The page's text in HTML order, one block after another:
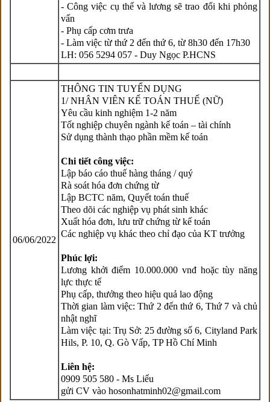
- Công việc cụ thể và lương sẽ trao đổi khi phỏng
vấn
- Phụ cấp cơm trưa
- Làm việc từ thứ 2 đến thứ 6, từ 8h30 đến 17h30
LH: 056 5294 057 - Duy Ngọc P.HCNS
06/06/2022
THÔNG TIN TUYỂN DỤNG
1/ NHÂN VIÊN KẾ TOÁN THUẾ (NỮ)
Yêu cầu kinh nghiệm 1-2 năm
Tốt nghiệp chuyên ngành kế toán – tài chính
Sử dụng thành thạo phần mềm kế toán
Chi tiết công việc:
Lập báo cáo thuế hàng tháng / quý
Rà soát hóa đơn chứng từ
Lập BCTC năm, Quyết toán thuế
Theo dõi các nghiệp vụ phát sinh khác
Xuất hóa đơn, lưu trữ chứng từ kế toán
Các nghiệp vụ khác theo chỉ đạo của KT trưởng
Phúc lợi:
Lương khởi điểm 10.000.000 vnđ hoặc tùy năng
lực thực tế
Phụ cấp, thưởng theo hiệu quả lao động
Thời gian làm việc: Thứ 2 đến thứ 6, Thứ 7 và chủ
nhật nghĩ
Làm việc tại: Trụ Sở: 25 đường số 6, Cityland Park
Hils, P. 10, Q. Gò Vấp, TP Hồ Chí Minh
Liên hệ:
0909 505 580 - Ms Liểu
gửi CV vào hosonhatminh02@gmail.com